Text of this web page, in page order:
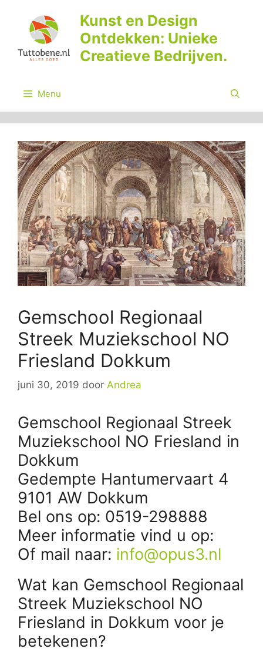
inhoud
Kunst en Design
Ontdekken: Unieke
Creatieve Bedrijven.
Menu
Gemschool Regionaal
Streek Muziekschool NO
Friesland Dokkum
juni 30, 2019 door Andrea
Gemschool Regionaal Streek
Muziekschool NO Friesland in
Dokkum
Gedempte Hantumervaart 4
9101 AW Dokkum
Bel ons op: 0519-298888
Meer informatie vind u op:
Of mail naar: info@opus3.nl
Wat kan Gemschool Regionaal
Streek Muziekschool NO
Friesland in Dokkum voor je
betekenen?